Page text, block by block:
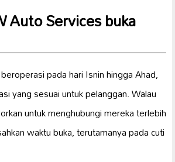
Auto Services buka
pada hari Isnin hingga Ahad,
yang sesuai untuk pelanggan. Walau
untuk menghubungi mereka terlebih
waktu buka, terutamanya pada cuti